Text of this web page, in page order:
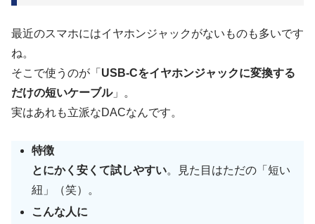
最近のスマホにはイヤホンジャックがないものも多いです
ね。
そこで使うのが「 USB-Cをイヤホンジャックに変換する
だけの短いケーブル」。
実はあれも立派なDACなんです。
特徴
とにかく安くて試しやすい。見た目はただの「短い
紐」（笑）。
こんな人に